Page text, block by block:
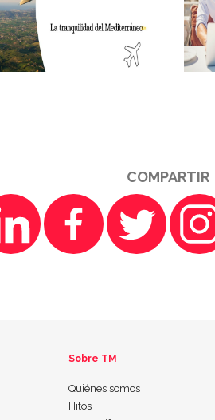
COMPARTIR
Sobre TM
Quiénes somos
Hitos